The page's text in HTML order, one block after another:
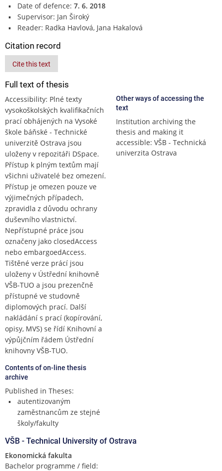
Date of defence: 7. 6. 2018
Supervisor: Jan Široký
Reader: Radka Havlová, Jana Hakalová
Citation record
Cite this text
Full text of thesis
Accessibility: Plné texty
vysokoškolských kvalifikačních
prací obhájených na Vysoké
škole báňské - Technické
univerzitě Ostrava jsou
uloženy v repozitáři DSpace.
Přístup k plným textům mají
všichni uživatelé bez omezení.
Přístup je omezen pouze ve
výjimečných případech,
zpravidla z důvodu ochrany
duševního vlastnictví.
Nepřístupné práce jsou
označeny jako closedAccess
nebo embargoedAccess.
Tištěné verze prácí jsou
uloženy v Ústřední knihovně
VŠB-TUO a jsou prezenčně
přístupné ve studovně
diplomových prací. Další
nakládání s prací (kopírování,
opisy, MVS) se řídí Knihovní a
výpůjčním řádem Ústřední
knihovny VŠB-TUO.
Contents of on-line thesis
archive
Published in Theses:
autentizovaným
zaměstnancům ze stejné
školy/fakulty
Other ways of accessing the
text
Institution archiving the
thesis and making it
accessible: VŠB - Technická
univerzita Ostrava
VŠB - Technical University of Ostrava
Ekonomická fakulta
Bachelor programme / field: